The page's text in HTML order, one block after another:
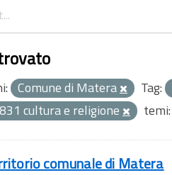
Comune di Matera Tag:
cultura e religione temi:
comunale di Matera